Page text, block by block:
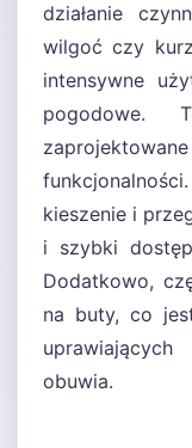
działanie
wilgoć czy
intensywne
pogodowe.
kieszenie i
i szybki
Dodatkowo,
na buty, co
obuwia.